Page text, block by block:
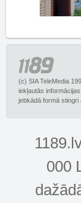
(c) SIA TeleMedia
iekļautās
jebkādā formā stingri
000